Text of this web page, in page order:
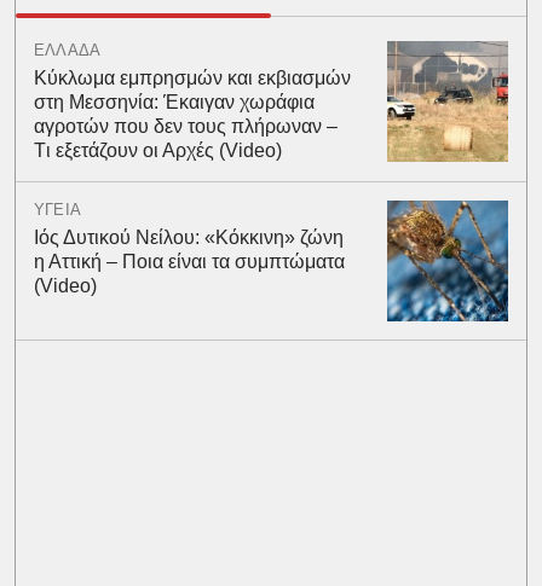
ΕΛΛΑΔΑ
Kύκλωμα εμπρησμών και εκβιασμών
στη Μεσσηνία: Έκαιγαν χωράφια
αγροτών που δεν τους πλήρωναν –
Tι εξετάζουν οι Αρχές (Video)
ΥΓΕΙΑ
Ιός Δυτικού Νείλου: «Κόκκινη» ζώνη
η Αττική – Ποια είναι τα συμπτώματα
(Video)